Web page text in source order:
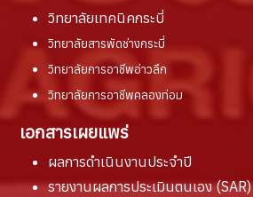
วิทยาลัยเทคนิคกระบี่
วิทยาลัยสารพัดช่างกระบี่
วิทยาลัยการอาชีพอ่าวลึก
วิทยาลัยการอาชีพคลองท่อม
เอกสารเผยแพร่
ผลการดำเนินงานประจำปี
รายงานผลการประเมินตนเอง (SAR)